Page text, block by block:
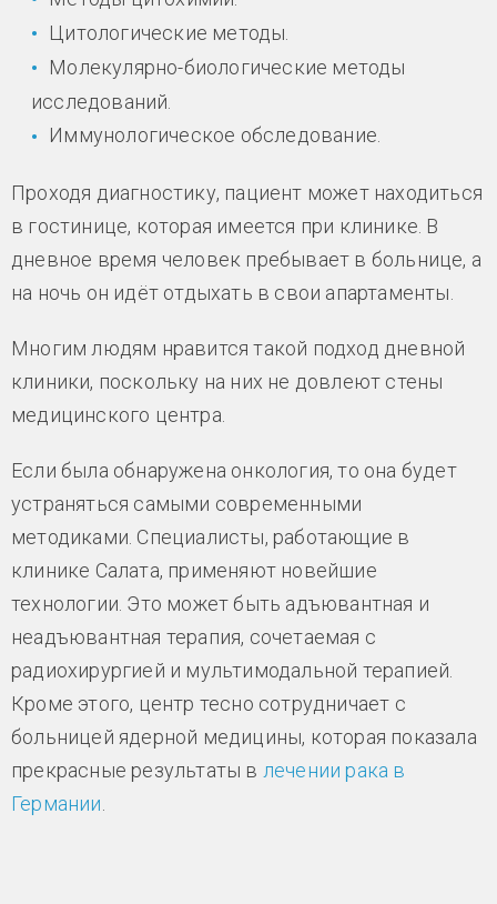
Цитологические методы.
Молекулярно-биологические методы
исследований.
Иммунологическое обследование.
Проходя диагностику, пациент может находиться
в гостинице, которая имеется при клинике. В
дневное время человек пребывает в больнице, а
на ночь он идёт отдыхать в свои апартаменты.
Многим людям нравится такой подход дневной
клиники, поскольку на них не довлеют стены
медицинского центра.
Если была обнаружена онкология, то она будет
устраняться самыми современными
методиками. Специалисты, работающие в
клинике Салата, применяют новейшие
технологии. Это может быть адъювантная и
неадъювантная терапия, сочетаемая с
радиохирургией и мультимодальной терапией.
Кроме этого, центр тесно сотрудничает с
больницей ядерной медицины, которая показала
прекрасные результаты в лечении рака в
Германии